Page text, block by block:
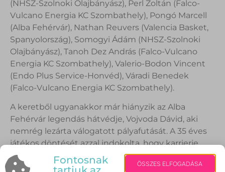
(NHSZ-Szolnoki Olajbányász), Perl Zoltán (Falco-
Vulcano Energia KC Szombathely), Pongó Marcell
(Alba Fehérvár), Nathan Reuvers (Valencia Basket,
Spanyolország), Somogyi Ádám (NHSZ-Szolnoki
Olajbányász), Tanoh Dez András (Falco-Vulcano
Energia KC Szombathely), Valerio-Bodon Vincent
(Endo Plus Service-Honvéd), Váradi Benedek
(Falco-Vulcano Energia KC Szombathely).
A keretből ugyanakkor már hiányzik az Alba
Fehérvár legendás hátvédje, Vojvoda Dávid, aki
nemrég lezárta válogatott pályafutását. A 35 éves
játékos döntését azzal indokolta, hogy karrierje
meghosszabbítása érdekében nagyobb hangsúlyt
kell fektetnie a regenerációra és a pihenésre.
Fontosnak
ÖSSZES ELFOGADÁSA